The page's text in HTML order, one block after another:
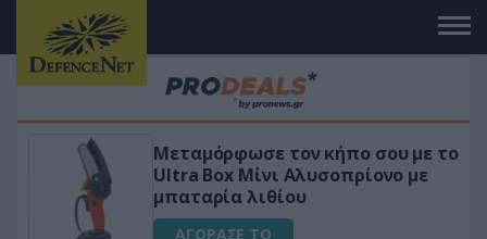
«Μαγική» φόρμουλα τριβόλι + VIP
για αύξηση της λίμπιντο
ΑΓΟΡΑΣΕ ΤΟ